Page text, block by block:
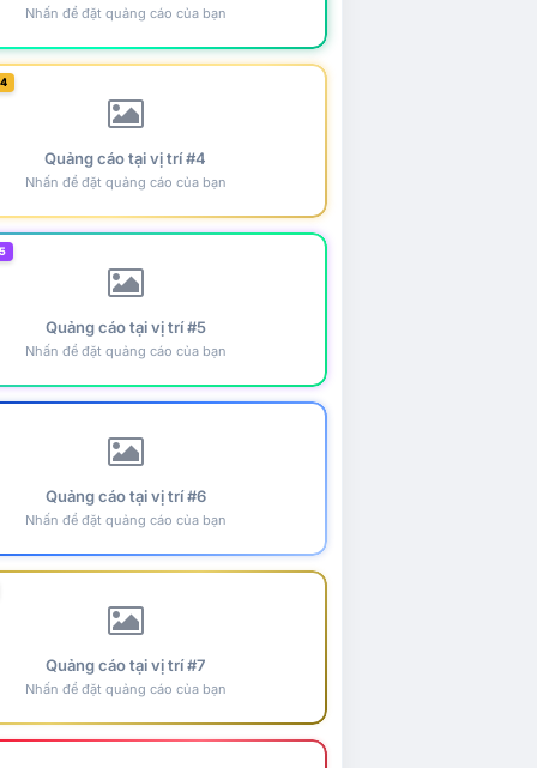
Nhấn để đặt quảng cáo của bạn
Quảng cáo tại vị trí #4
Nhấn để đặt quảng cáo của bạn
Quảng cáo tại vị trí #5
Nhấn để đặt quảng cáo của bạn
Quảng cáo tại vị trí #6
Nhấn để đặt quảng cáo của bạn
Quảng cáo tại vị trí #7
Nhấn để đặt quảng cáo của bạn